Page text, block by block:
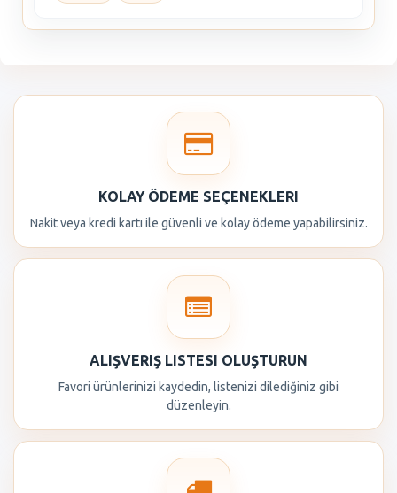
KOLAY ÖDEME SEÇENEKLERI
Nakit veya kredi kartı ile güvenli ve kolay ödeme yapabilirsiniz.
ALIŞVERIŞ LISTESI OLUŞTURUN
Favori ürünlerinizi kaydedin, listenizi dilediğiniz gibi
düzenleyin.